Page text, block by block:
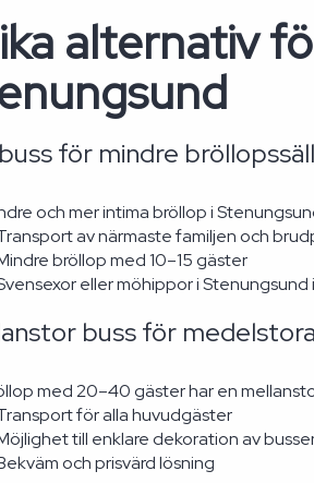
alternativ
för mindre
och mer intima bröllop i
av närmaste familjen och
bröllop med 10–15 gäster
eller möhippor i
buss för
med 20–40 gäster har en
för alla huvudgäster
till enklare dekoration av
och prisvärd lösning